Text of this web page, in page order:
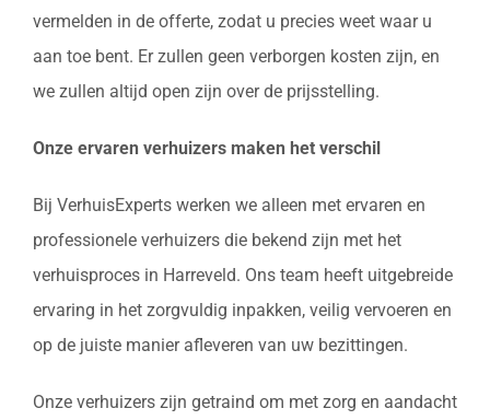
vermelden in de offerte, zodat u precies weet waar u
aan toe bent. Er zullen geen verborgen kosten zijn, en
we zullen altijd open zijn over de prijsstelling.
Onze ervaren verhuizers maken het verschil
Bij VerhuisExperts werken we alleen met ervaren en
professionele verhuizers die bekend zijn met het
verhuisproces in Harreveld. Ons team heeft uitgebreide
ervaring in het zorgvuldig inpakken, veilig vervoeren en
op de juiste manier afleveren van uw bezittingen.
Onze verhuizers zijn getraind om met zorg en aandacht